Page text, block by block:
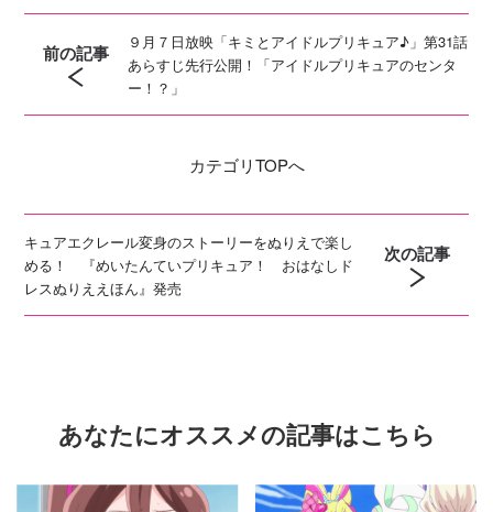
前の記事
９月７日放映「キミとアイドルプリキュア♪」第31話
あらすじ先行公開！「アイドルプリキュアのセンタ
ー！？」
カテゴリTOPへ
キュアエクレール変身のストーリーをぬりえで楽し
める！ 『めいたんていプリキュア！ おはなしド
レスぬりええほん』発売
次の記事
あなたにオススメの記事はこちら